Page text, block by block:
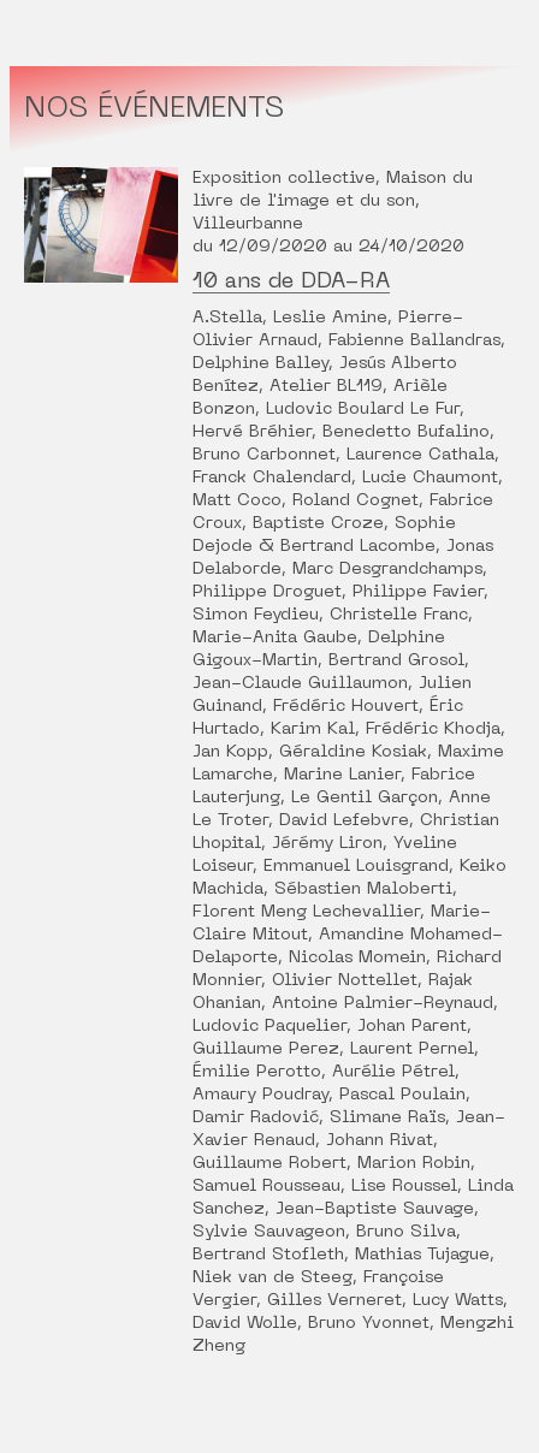
NOS ÉVÉNEMENTS
Exposition collective, Maison du
livre de l'image et du son,
Villeurbanne
du 12/09/2020 au 24/10/2020
10 ans de DDA-RA
A.Stella, Leslie Amine, Pierre-
Olivier Arnaud, Fabienne Ballandras,
Delphine Balley, Jesús Alberto
Benítez, Atelier BL119, Arièle
Bonzon, Ludovic Boulard Le Fur,
Hervé Bréhier, Benedetto Bufalino,
Bruno Carbonnet, Laurence Cathala,
Franck Chalendard, Lucie Chaumont,
Matt Coco, Roland Cognet, Fabrice
Croux, Baptiste Croze, Sophie
Dejode & Bertrand Lacombe, Jonas
Delaborde, Marc Desgrandchamps,
Philippe Droguet, Philippe Favier,
Simon Feydieu, Christelle Franc,
Marie-Anita Gaube, Delphine
Gigoux-Martin, Bertrand Grosol,
Jean-Claude Guillaumon, Julien
Guinand, Frédéric Houvert, Éric
Hurtado, Karim Kal, Frédéric Khodja,
Jan Kopp, Géraldine Kosiak, Maxime
Lamarche, Marine Lanier, Fabrice
Lauterjung, Le Gentil Garçon, Anne
Le Troter, David Lefebvre, Christian
Lhopital, Jérémy Liron, Yveline
Loiseur, Emmanuel Louisgrand, Keiko
Machida, Sébastien Maloberti,
Florent Meng Lechevallier, Marie-
Claire Mitout, Amandine Mohamed-
Delaporte, Nicolas Momein, Richard
Monnier, Olivier Nottellet, Rajak
Ohanian, Antoine Palmier-Reynaud,
Ludovic Paquelier, Johan Parent,
Guillaume Perez, Laurent Pernel,
Émilie Perotto, Aurélie Pétrel,
Amaury Poudray, Pascal Poulain,
Damir Radović, Slimane Raïs, Jean-
Xavier Renaud, Johann Rivat,
Guillaume Robert, Marion Robin,
Samuel Rousseau, Lise Roussel, Linda
Sanchez, Jean-Baptiste Sauvage,
Sylvie Sauvageon, Bruno Silva,
Bertrand Stofleth, Mathias Tujague,
Niek van de Steeg, Françoise
Vergier, Gilles Verneret, Lucy Watts,
David Wolle, Bruno Yvonnet, Mengzhi
Zheng